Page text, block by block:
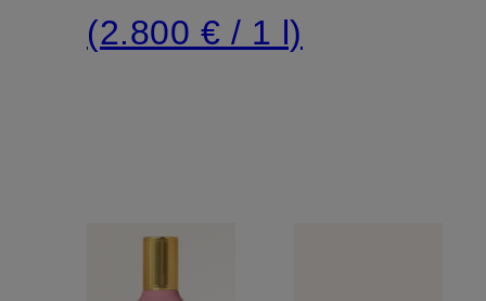
(2.800 € / 1 l)